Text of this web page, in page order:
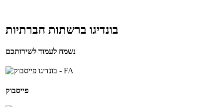
בונדיגו ברשתות חברתיות
נשמח לעמוד לשירותכם
פייסבוק